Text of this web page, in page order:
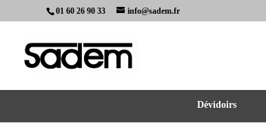
01 60 26 90 33 info@sadem.fr
Dévidoirs